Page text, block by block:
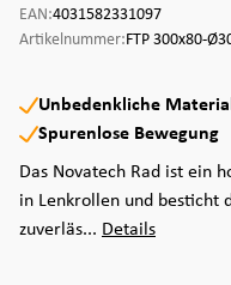
EAN:4031582331097
Artikelnummer:FTP 300x80-
Unbedenkliche
Spurenlose Bewegung
Das Novatech Rad ist ein
in Lenkrollen und besticht
zuverläs... Details